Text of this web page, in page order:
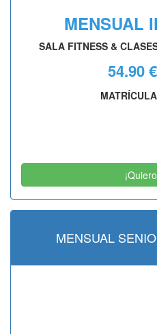
MENSUAL
SALA FITNESS &
54.90
MENSUAL